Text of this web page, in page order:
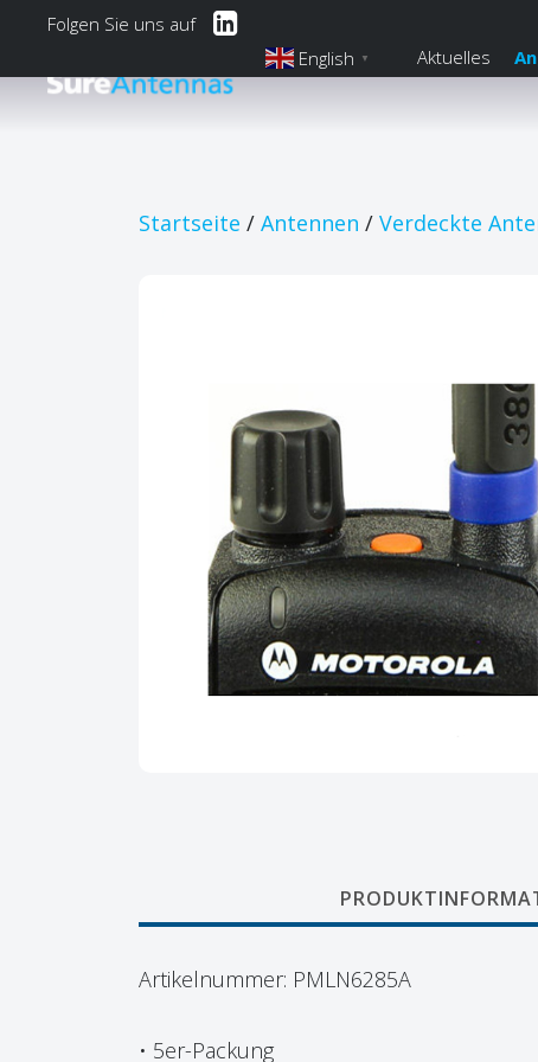
Folgen Sie uns auf
English ▼ Aktuelles
Main
Startseite / Antennen / Verdeckte
Artikelnummer: PMLN6285A
• 5er-Packung